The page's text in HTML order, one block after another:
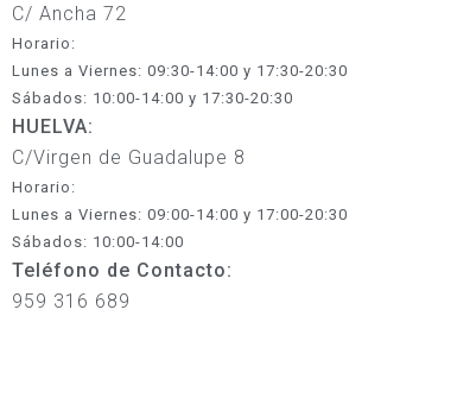
C/ Ancha 72
Horario:
Lunes a Viernes: 09:30-14:00 y 17:30-20:30
Sábados: 10:00-14:00 y 17:30-20:30
HUELVA:
C/Virgen de Guadalupe 8
Horario:
Lunes a Viernes: 09:00-14:00 y 17:00-20:30
Sábados: 10:00-14:00
Teléfono de Contacto:
959 316 689